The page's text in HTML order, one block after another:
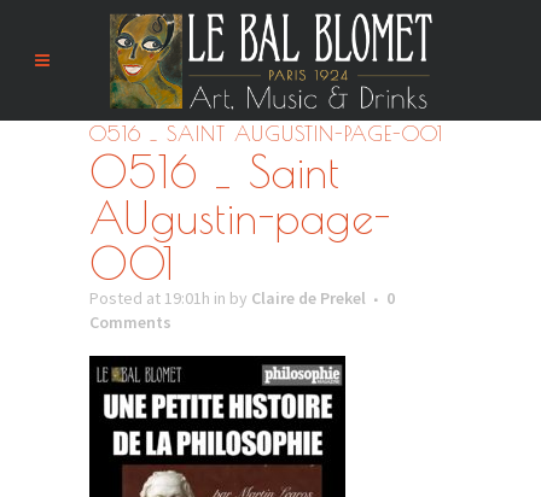
0516 _ SAINT AUGUSTIN-PAGE-001
0516 _ Saint
AUgustin-page-
001
Posted at 19:01h in by Claire de Prekel
0
Comments